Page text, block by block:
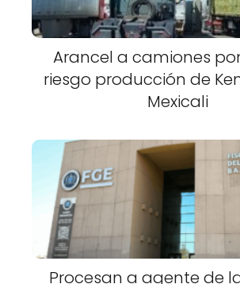
Arancel a camiones
riesgo producción de
Mexicali
Procesan a agente de